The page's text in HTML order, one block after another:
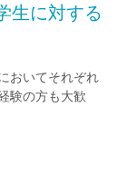
生に対する
おいてそれぞれ
験の方も大歓